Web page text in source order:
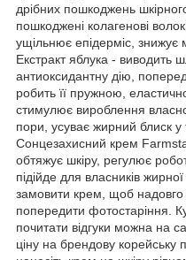
дрібних пошкоджень
пошкоджені колагенові
ущільнює епідерміс, знижує
Екстракт яблука - виводить
антиоксидантну дію,
робить її пружною,
стимулює вироблення
пори, усуває жирний блиск у
Сонцезахисний крем
обтяжує шкіру, регулює
підійде для власників
замовити крем, щоб надовго
попередити фотостаріння.
почитати відгуки можна на
ціну на брендову корейську